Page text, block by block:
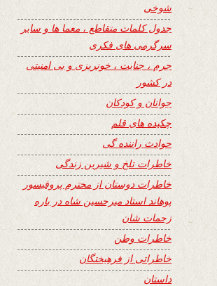
شوخی
جدول کلمات متقاطع ، معما ها و سایر
سرگرمی های فکری
جرم ، جنایت ، خونریزی و بی امنیتی
در کشور
جوانان و کودکان
چکیده های قلم
حوادث راننده گی
خاطرات تلخ و شیرین زندگی
خاطرات دوستان از محترم پروفیسور
پوهاند استاد میرحسین شاه در باره
زحمات شان
خاطرات وطن
خاطراتی از فرهیختگان
داستان